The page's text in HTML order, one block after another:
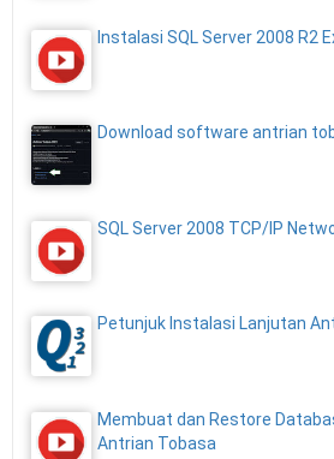
Instalasi SQL Server 2008 R2
Download software antrian
SQL Server 2008 TCP/IP
Petunjuk Instalasi Lanjutan
Membuat dan Restore
Antrian Tobasa